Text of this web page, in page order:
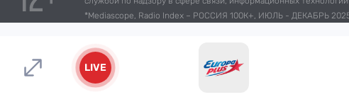
*Mediascope, Radio Index – РОССИЯ 100К+, ИЮЛЬ - ДЕКАБРЬ 2025
LIVE